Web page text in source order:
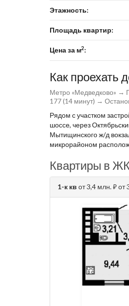
Этажность:
Площадь квартир:
Цена за м2:
Как проехать
Метро «Медведково» →
177 (14 минут) →
Рядом с участком
шоссе, через
Мытищинского ж/д
микрорайоном
Квартиры в
1-к кв от 3,4 млн.⃏от